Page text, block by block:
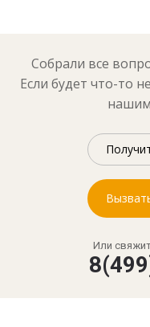
Собрали все
Если будет что-то
Или